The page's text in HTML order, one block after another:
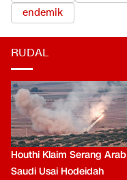
endemik
RUDAL
Houthi Klaim Serang Arab
Saudi Usai Hodeidah